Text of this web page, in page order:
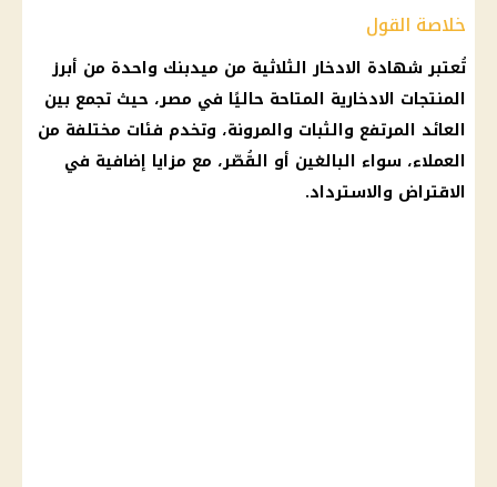
خلاصة القول
تُعتبر شهادة الادخار الثلاثية من ميدبنك واحدة من أبرز
المنتجات الادخارية المتاحة حاليًا في مصر، حيث تجمع بين
العائد المرتفع والثبات والمرونة، وتخدم فئات مختلفة من
العملاء، سواء البالغين أو القُصّر، مع مزايا إضافية في
الاقتراض والاسترداد.